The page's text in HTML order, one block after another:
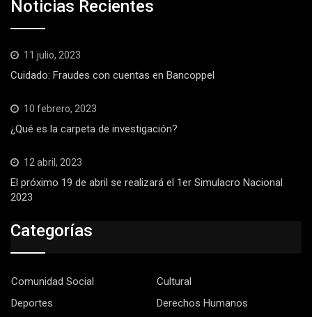
Noticias Recientes
11 julio, 2023
Cuidado: Fraudes con cuentas en Bancoppel
10 febrero, 2023
¿Qué es la carpeta de investigación?
12 abril, 2023
El próximo 19 de abril se realizará el 1er Simulacro Nacional
2023
Categorías
Comunidad Social
Cultural
Deportes
Derechos Humanos